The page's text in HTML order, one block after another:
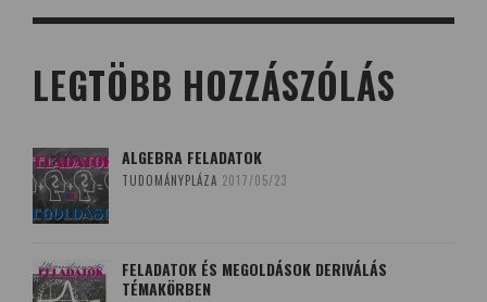
LEGTÖBB HOZZÁSZÓLÁS
ALGEBRA FELADATOK
TUDOMÁNYPLÁZA 2017/05/23
FELADATOK ÉS MEGOLDÁSOK DERIVÁLÁS
TÉMAKÖRBEN